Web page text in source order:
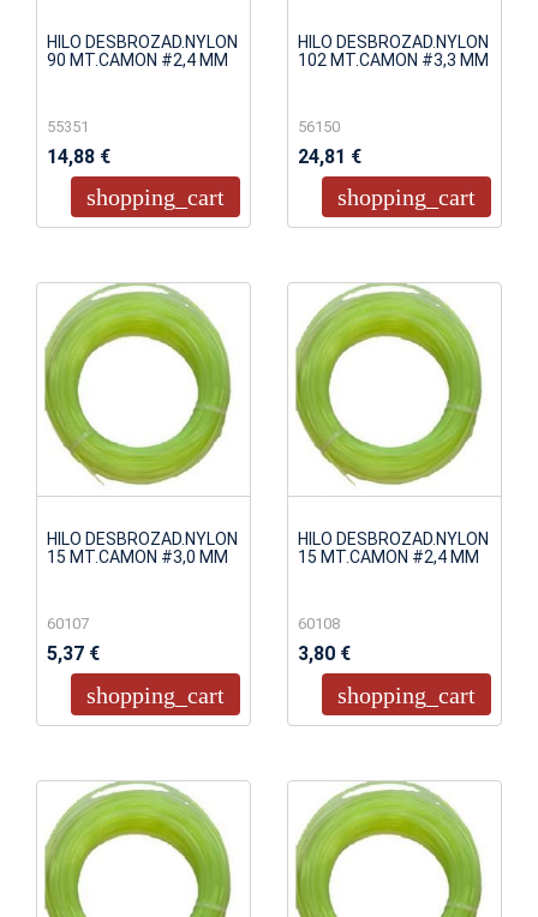
HILO DESBROZAD.NYLON
90 MT.CAMON #2,4 MM
55351
14,88 €
shopping_cart
HILO DESBROZAD.NYLON
102 MT.CAMON #3,3 MM
56150
24,81 €
shopping_cart
HILO DESBROZAD.NYLON
15 MT.CAMON #3,0 MM
60107
5,37 €
shopping_cart
HILO DESBROZAD.NYLON
15 MT.CAMON #2,4 MM
60108
3,80 €
shopping_cart